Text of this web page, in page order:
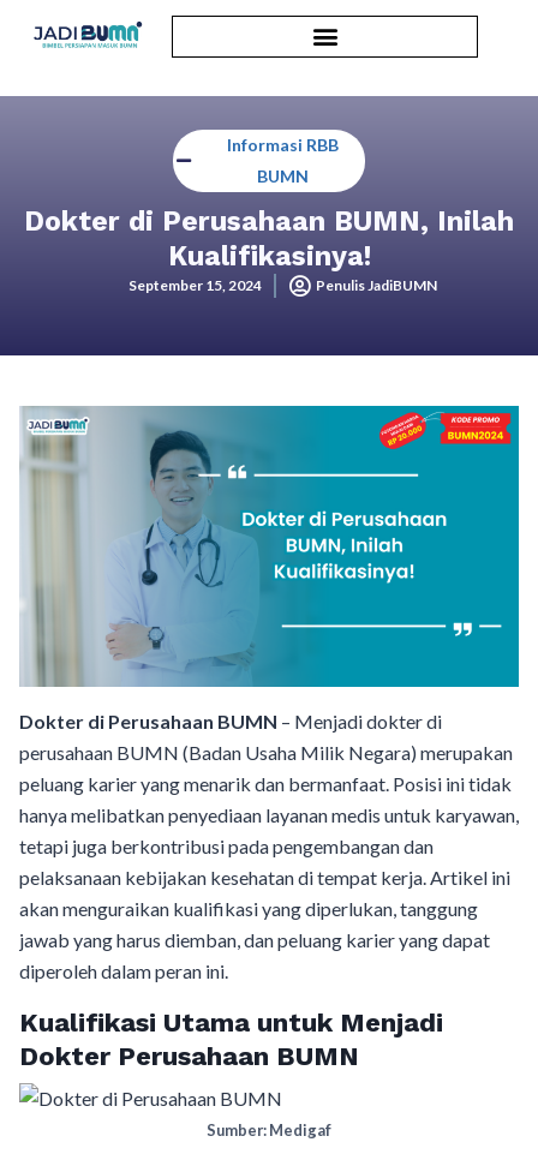
Informasi RBB
BUMN
Dokter di Perusahaan BUMN, Inilah
Kualifikasinya!
September 15, 2024 Penulis JadiBUMN
Dokter di Perusahaan BUMN – Menjadi dokter di
perusahaan BUMN (Badan Usaha Milik Negara) merupakan
peluang karier yang menarik dan bermanfaat. Posisi ini tidak
hanya melibatkan penyediaan layanan medis untuk karyawan,
tetapi juga berkontribusi pada pengembangan dan
pelaksanaan kebijakan kesehatan di tempat kerja. Artikel ini
akan menguraikan kualifikasi yang diperlukan, tanggung
jawab yang harus diemban, dan peluang karier yang dapat
diperoleh dalam peran ini.
Kualifikasi Utama untuk Menjadi
Dokter Perusahaan BUMN
Sumber: Medigaf